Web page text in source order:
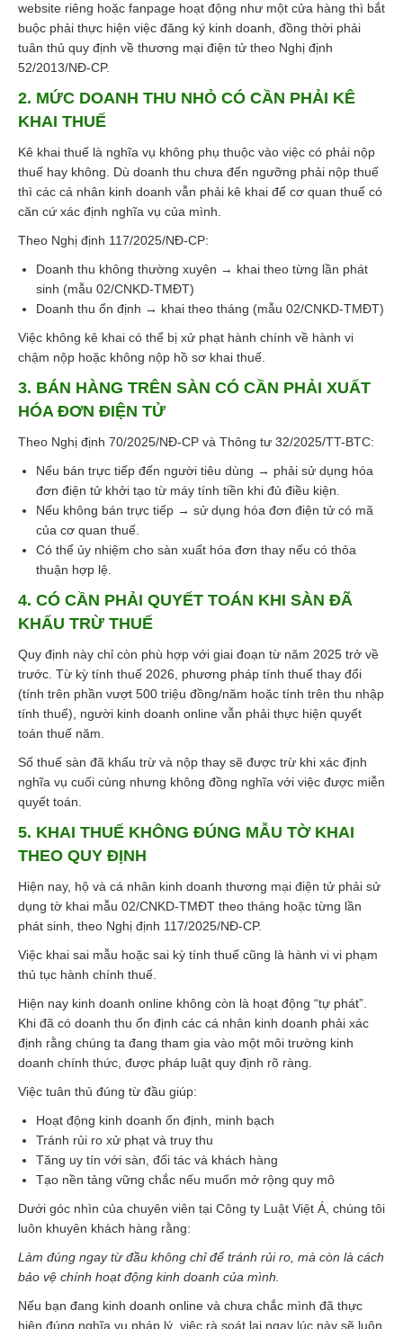
website riêng hoặc fanpage hoạt động như một cửa hàng thì bắt
buộc phải thực hiện việc đăng ký kinh doanh, đồng thời phải
tuân thủ quy định về thương mại điện tử theo Nghị định
52/2013/NĐ-CP.
2. MỨC DOANH THU NHỎ CÓ CẦN PHẢI KÊ
KHAI THUẾ
Kê khai thuế là nghĩa vụ không phụ thuộc vào việc có phải nộp
thuế hay không. Dù doanh thu chưa đến ngưỡng phải nộp thuế
thì các cá nhân kinh doanh vẫn phải kê khai để cơ quan thuế có
căn cứ xác định nghĩa vụ của mình.
Theo Nghị định 117/2025/NĐ-CP:
Doanh thu không thường xuyên → khai theo từng lần phát
sinh (mẫu 02/CNKD-TMĐT)
Doanh thu ổn định → khai theo tháng (mẫu 02/CNKD-TMĐT)
Việc không kê khai có thể bị xử phạt hành chính về hành vi
chậm nộp hoặc không nộp hồ sơ khai thuế.
3. BÁN HÀNG TRÊN SÀN CÓ CẦN PHẢI XUẤT
HÓA ĐƠN ĐIỆN TỬ
Theo Nghị định 70/2025/NĐ-CP và Thông tư 32/2025/TT-BTC:
Nếu bán trực tiếp đến người tiêu dùng → phải sử dụng hóa
đơn điện tử khởi tạo từ máy tính tiền khi đủ điều kiện.
Nếu không bán trực tiếp → sử dụng hóa đơn điện tử có mã
của cơ quan thuế.
Có thể ủy nhiệm cho sàn xuất hóa đơn thay nếu có thỏa
thuận hợp lệ.
4. CÓ CẦN PHẢI QUYẾT TOÁN KHI SÀN ĐÃ
KHẤU TRỪ THUẾ
Quy định này chỉ còn phù hợp với giai đoạn từ năm 2025 trở về
trước. Từ kỳ tính thuế 2026, phương pháp tính thuế thay đổi
(tính trên phần vượt 500 triệu đồng/năm hoặc tính trên thu nhập
tính thuế), người kinh doanh online vẫn phải thực hiện quyết
toán thuế năm.
Số thuế sàn đã khấu trừ và nộp thay sẽ được trừ khi xác định
nghĩa vụ cuối cùng nhưng không đồng nghĩa với việc được miễn
quyết toán.
5. KHAI THUẾ KHÔNG ĐÚNG MẪU TỜ KHAI
THEO QUY ĐỊNH
Hiện nay, hộ và cá nhân kinh doanh thương mại điện tử phải sử
dụng tờ khai mẫu 02/CNKD-TMĐT theo tháng hoặc từng lần
phát sinh, theo Nghị định 117/2025/NĐ-CP.
Việc khai sai mẫu hoặc sai kỳ tính thuế cũng là hành vi vi phạm
thủ tục hành chính thuế.
Hiện nay kinh doanh online không còn là hoạt động “tự phát”.
Khi đã có doanh thu ổn định các cá nhân kinh doanh phải xác
định rằng chúng ta đang tham gia vào một môi trường kinh
doanh chính thức, được pháp luật quy định rõ ràng.
Việc tuân thủ đúng từ đầu giúp:
Hoạt động kinh doanh ổn định, minh bạch
Tránh rủi ro xử phạt và truy thu
Tăng uy tín với sàn, đối tác và khách hàng
Tạo nền tảng vững chắc nếu muốn mở rộng quy mô
Dưới góc nhìn của chuyên viên tại Công ty Luật Việt Á, chúng tôi
luôn khuyên khách hàng rằng:
Làm đúng ngay từ đầu không chỉ để tránh rủi ro, mà còn là cách
bảo vệ chính hoạt động kinh doanh của mình.
Nếu bạn đang kinh doanh online và chưa chắc mình đã thực
hiện đúng nghĩa vụ pháp lý, việc rà soát lại ngay lúc này sẽ luôn